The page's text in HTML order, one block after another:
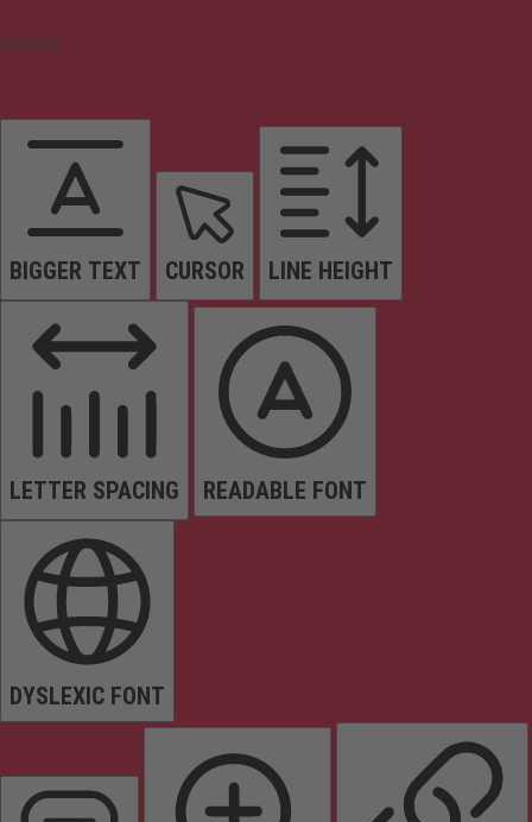
Content
BIGGER TEXT CURSOR LINE HEIGHT
LETTER SPACING READABLE FONT
DYSLEXIC FONT